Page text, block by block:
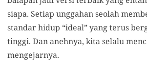
siapa. Setiap unggahan seolah
standar hidup “ideal” yang terus
tinggi. Dan anehnya, kita selalu
mengejarnya.